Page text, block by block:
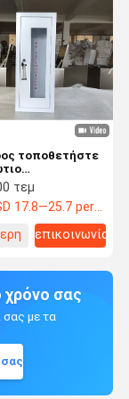
τοποθετήστε
τεμ
17.8—25.7 per piece
επικοινωνία
χρόνο σας
σας με τα